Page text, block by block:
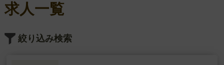
求
覧
求人一覧
絞り込み検索